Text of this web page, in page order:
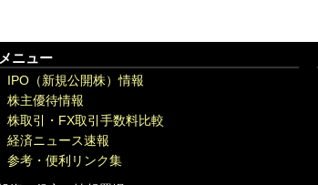
メニュー
IPO（新規公開株）情報
株主優待情報
株取引・FX取引手数料比較
経済ニュース速報
参考・便利リンク集